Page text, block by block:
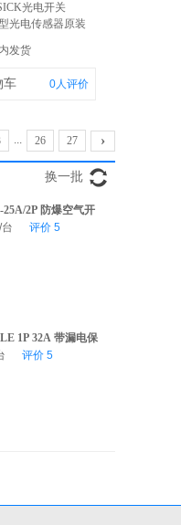
光电开关
光电传感器原装
发货
车 0人评价
... 26 27 ›
换一批
2P 防爆空气开
/台 评价 5
1P 32A 带漏电保
评价 5